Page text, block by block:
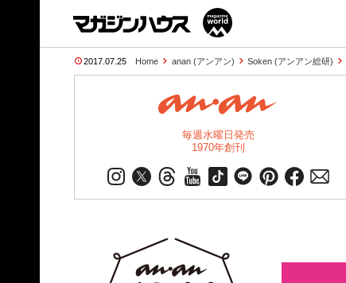
2017.07.25 Home anan (アンアン) Soken (アンアン総研)
毎週水曜日発売
1970年創刊